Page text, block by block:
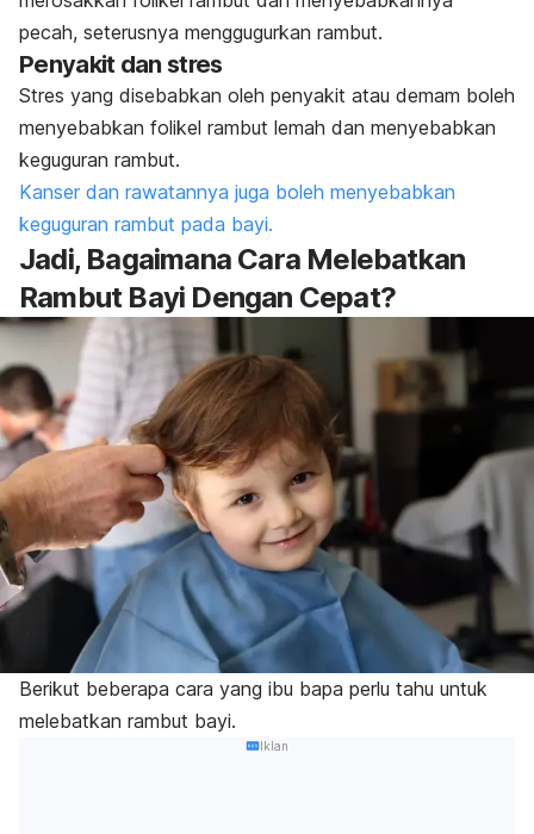
pecah, seterusnya menggugurkan rambut.
Penyakit dan stres
Stres yang disebabkan oleh penyakit atau demam boleh
menyebabkan folikel rambut lemah dan menyebabkan
keguguran rambut.
Kanser dan rawatannya juga boleh menyebabkan
keguguran rambut pada bayi.
Jadi, Bagaimana Cara Melebatkan
Rambut Bayi Dengan Cepat?
Berikut beberapa cara yang ibu bapa perlu tahu untuk
melebatkan rambut bayi.
Iklan